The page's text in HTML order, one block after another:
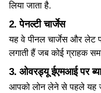
लिया जाता है.
2. पेनल्टी चार्जेस
यह वे पीनल चार्जेस और लेट
लगाती हैं जब कोई ग्राहक
3. ओवरड्यू ईएमआई पर
आपको लोन लेने से पहले यह